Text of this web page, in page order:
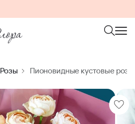
Розы Пионовидные кустовые розы